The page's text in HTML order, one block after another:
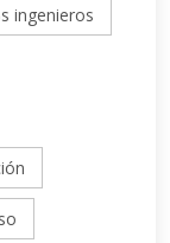
ingenieros